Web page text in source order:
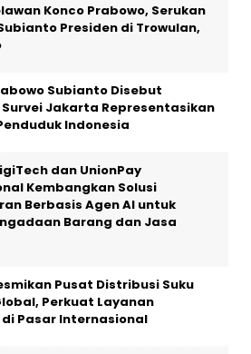
Konco Prabowo, Serukan
Presiden di Trowulan,
Subianto Disebut
Jakarta Representasikan
Indonesia
dan UnionPay
Kembangkan Solusi
Berbasis Agen AI untuk
Barang dan Jasa
Pusat Distribusi Suku
Perkuat Layanan
Pasar Internasional